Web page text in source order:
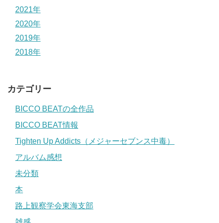
2021年
2020年
2019年
2018年
カテゴリー
BICCO BEATの全作品
BICCO BEAT情報
Tighten Up Addicts（メジャーセブンス中毒）
アルバム感想
未分類
本
路上観察学会東海支部